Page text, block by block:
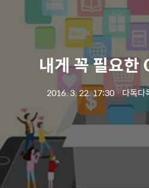
내게 꼭 필요한
2016. 3. 22. 17:30ㆍ다독다